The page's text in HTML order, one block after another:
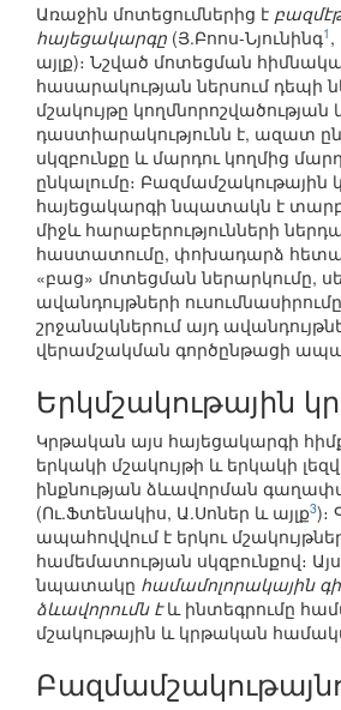
Առաջին մոտեցումներից է
հայեցակարգը (Յ.Բոոս-Նյունինգ1 ,
այլք)։ Նշված մոտեցման
հասարակության ներսում դեպի
մշակույթը
դաստիարակությունն է, ազատ
սկզբունքը և մարդու կողմից
ընկալումը։ Բազմամշակութային
հայեցակարգի նպատակն է
միջև հարաբերությունների
հաստատումը, փոխադարձ
«բաց» մոտեցման ներարկումը,
ավանդույթների
շրջանակներում այդ
վերամշակման գործընթացի
Երկմշակութային
Կրթական այս հայեցակարգի
երկակի մշակույթի և երկակի
ինքնության ձևավորման
(Ու.Ֆտենակիս, Ա.Սոներ և այլք3)։
ապահովվում է երկու
համեմատության սկզբունքով։
նպատակը համամոլորակային
ձևավորումն էև ինտեգրումը
մշակութային և կրթական